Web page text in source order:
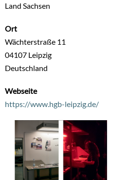
Land Sachsen
Ort
Wächterstraße 11
04107 Leipzig
Deutschland
Webseite
https://www.hgb-leipzig.de/